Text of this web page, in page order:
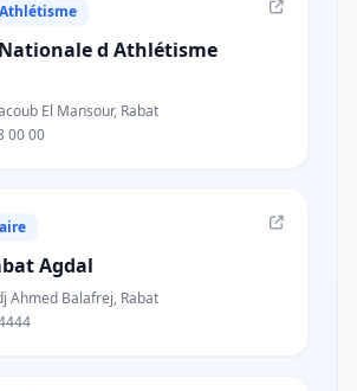
d Athlétisme
El Mansour, Rabat
00 00
Agdal
Ahmed Balafrej, Rabat